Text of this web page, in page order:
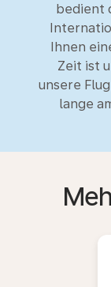
bedient
Ihnen
Zeit ist
unsere
lange